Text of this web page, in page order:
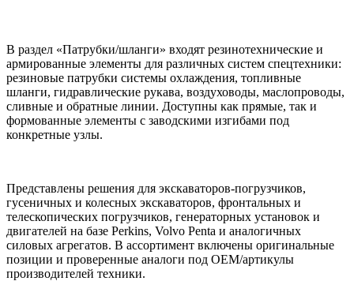
В раздел «Патрубки/шланги» входят резинотехнические и
армированные элементы для различных систем спецтехники:
резиновые патрубки системы охлаждения, топливные
шланги, гидравлические рукава, воздуховоды, маслопроводы,
сливные и обратные линии. Доступны как прямые, так и
формованные элементы с заводскими изгибами под
конкретные узлы.
Представлены решения для экскаваторов-погрузчиков,
гусеничных и колесных экскаваторов, фронтальных и
телескопических погрузчиков, генераторных установок и
двигателей на базе Perkins, Volvo Penta и аналогичных
силовых агрегатов. В ассортимент включены оригинальные
позиции и проверенные аналоги под OEM/артикулы
производителей техники.